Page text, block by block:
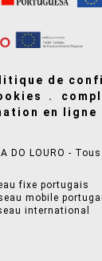
de
en ligne
DO LOURO -
fixe portugais
mobile
international